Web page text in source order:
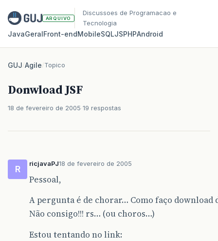
ARQUIVO
Discussoes de Programacao e
Tecnologia
JavaGeralFront‑endMobileSQLJSPHPAndroid
GUJ/Agile/Topico
Donwload JSF
18 de fevereiro de 2005 19 respostas
R
ricjavaPJ18 de fevereiro de 2005
Pessoal,
A pergunta é de chorar… Como faço download
Não consigo!!! rs… (ou choros…)
Estou tentando no link: